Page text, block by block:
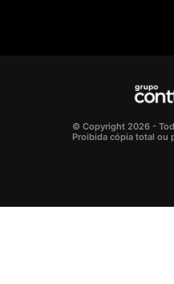
© Copyright 2026 -
Proibida cópia total ou